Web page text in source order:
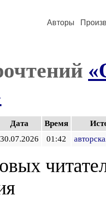
Авторы
Дата Время
30.07.2026 01:42